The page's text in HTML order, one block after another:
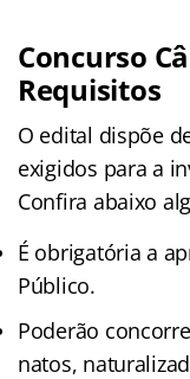
Concurso
Requisitos
O edital dispõe
exigidos para a
Confira abaixo
É obrigatória a
Público.
Poderão
natos,